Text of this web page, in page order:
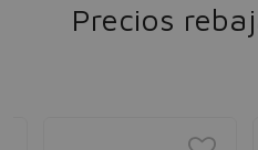
Precios